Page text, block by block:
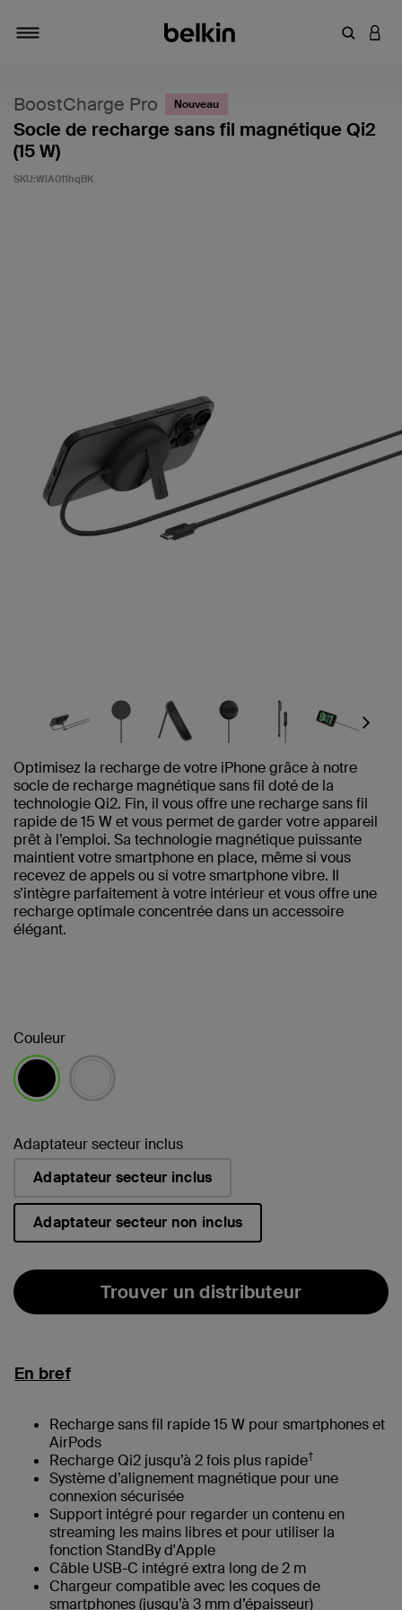
Saisir
BoostCharge Pro Nouveau
Socle de recharge sans fil magnétique Qi2
(15 W)
SKU:WIA011hqBK
Next
Optimisez la recharge de votre iPhone grâce à notre
socle de recharge magnétique sans fil doté de la
technologie Qi2. Fin, il vous offre une recharge sans fil
rapide de 15 W et vous permet de garder votre appareil
prêt à l’emploi. Sa technologie magnétique puissante
maintient votre smartphone en place, même si vous
recevez de appels ou si votre smartphone vibre. Il
s’intègre parfaitement à votre intérieur et vous offre une
recharge optimale concentrée dans un accessoire
élégant.
Couleur
Adaptateur secteur inclus
Adaptateur secteur inclus
Adaptateur secteur non inclus
Trouver un distributeur
En bref
Recharge sans fil rapide 15 W pour smartphones et
AirPods
Recharge Qi2 jusqu’à 2 fois plus rapide†
Système d’alignement magnétique pour une
connexion sécurisée
Support intégré pour regarder un contenu en
streaming les mains libres et pour utiliser la
fonction StandBy d'Apple
Câble USB-C intégré extra long de 2 m
Chargeur compatible avec les coques de
smartphones (jusqu’à 3 mm d’épaisseur)